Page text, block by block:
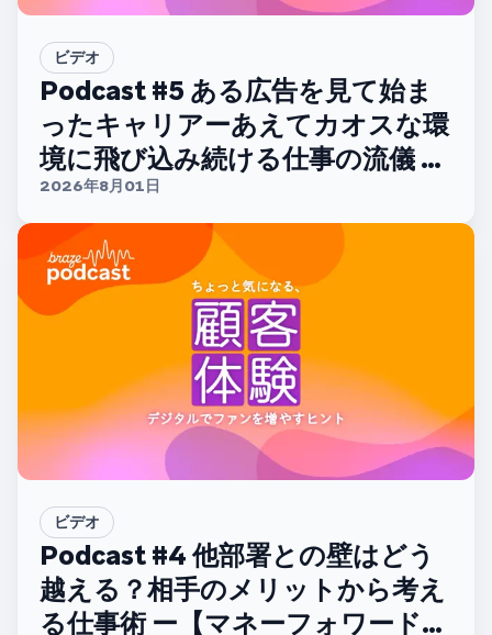
ビデオ
Podcast #5 ある広告を見て始ま
ったキャリアーあえてカオスな環
境に飛び込み続ける仕事の流儀 ー
【ディー・エヌ・エー 大西正太さ
ん】
2026年8月01日
ビデオ
Podcast #4 他部署との壁はどう
越える？相手のメリットから考え
る仕事術 ー【マネーフォワードホ